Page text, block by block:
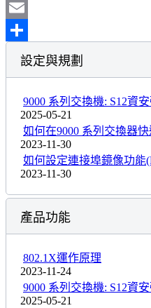
Twitter
Email
Share
設定與規劃
9000 系列交換機: S12資
2025-05-21
如何在9000 系列交換器快
2023-11-30
如何設定連接埠鏡像功能
2023-11-30
產品功能
802.1X運作原理
2023-11-24
9000 系列交換機: S12資
2025-05-21